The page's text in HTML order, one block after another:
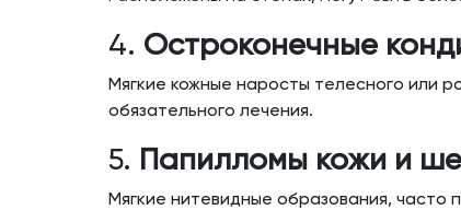
4. Остроконечные
Мягкие кожные наросты телесного или
обязательного лечения.
5. Папилломы кожи и
Мягкие нитевидные образования, часто